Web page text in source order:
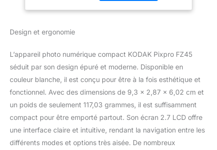
de capturer des sujets
éloignés avec précision.
ENREGISTREMENT
photo peut enregistrer
des vidéos en haute
définition jusqu'à une
résolution de 720p, pour
des souvenirs clairs et
Design et ergonomie
L’appareil photo numérique compact KODAK Pixpro FZ45
séduit par son design épuré et moderne. Disponible en
couleur blanche, il est conçu pour être à la fois esthétique et
fonctionnel. Avec des dimensions de 9,3 x 2,87 x 6,02 cm et
un poids de seulement 117,03 grammes, il est suffisamment
compact pour être emporté partout. Son écran 2.7 LCD offre
une interface claire et intuitive, rendant la navigation entre les
différents modes et options très aisée. De nombreux